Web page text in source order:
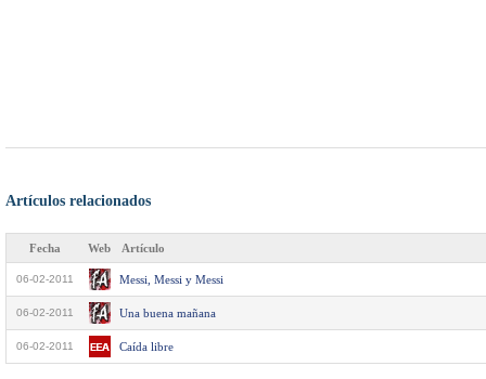
Artículos relacionados
Fecha Web Artículo
06-02-2011 Messi, Messi y Messi
06-02-2011 Una buena mañana
06-02-2011 Caída libre